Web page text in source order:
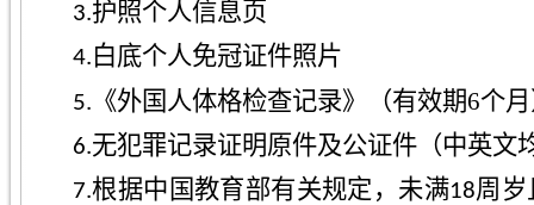
3.护照个人信息页
4.白底个人免冠证件照片
5.《外国人体格检查记录》（有效期6个
6.无犯罪记录证明原件及公证件（中英文
7.根据中国教育部有关规定，未满18周